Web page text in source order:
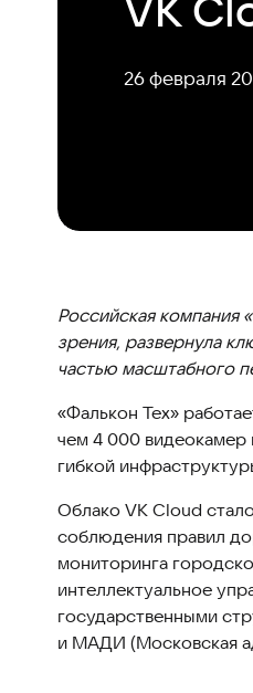
26 февраля
Российская компания
зрения, развернула
частью масштабного
«Фалькон Тех»
чем 4 000 видеокамер
гибкой
Облако VK Cloud
соблюдения правил
мониторинга
интеллектуальное
государственными
и МАДИ (Московская